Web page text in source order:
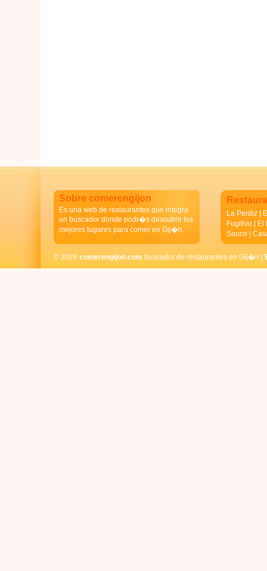
Sobre comerengijon
Es una web de restaurantes que integra
un buscador donde podr�s descubrir los
mejores lugares para comer en Gij�n.
La Perdiz
Fugitivo
El
Sauco
© 2026 comerengijon.com buscador de restaurantes en Gij�n |